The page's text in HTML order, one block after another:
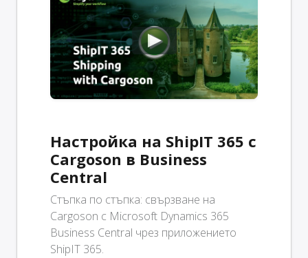
Настройка на ShipIT 365 с
Cargoson в Business
Central
Стъпка по стъпка: свързване на
Cargoson с Microsoft Dynamics 365
Business Central чрез приложението
ShipIT 365.